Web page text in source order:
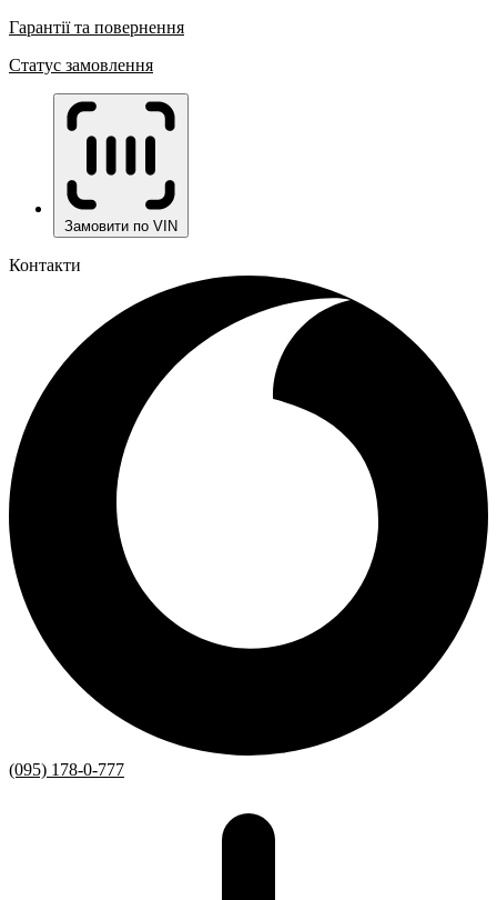
Гарантії та повернення
Статус замовлення
Замовити по VIN
Контакти
(095) 178-0-777